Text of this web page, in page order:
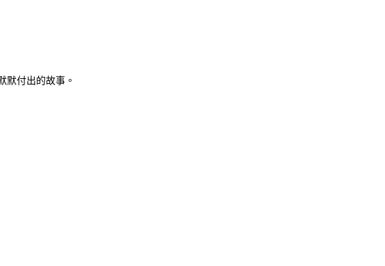
默付出的故事。